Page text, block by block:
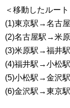
＜移動したルート
(1)東京駅→名古屋
(2)名古屋駅→米原
(3)米原駅→福井駅
(4)福井駅→小松駅
(5)小松駅→金沢駅
(6)金沢駅→東京駅